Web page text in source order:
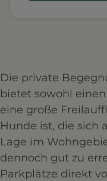
Die private
bietet sowohl
eine große
Hunde ist, die sich
Lage im
dennoch gut zu
Parkplätze direkt